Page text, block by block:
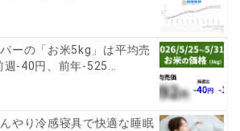
パーの「お米5kg」は平均売
-40円、前年-525...
んやり冷感寝具で快適な睡眠